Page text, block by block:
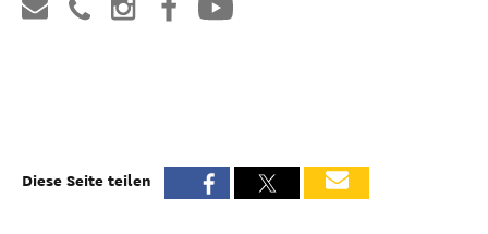
Diese Seite teilen